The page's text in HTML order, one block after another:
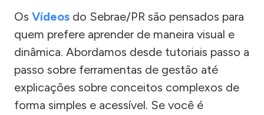
Os Vídeos do Sebrae/PR são pensados para
quem prefere aprender de maneira visual e
dinâmica. Abordamos desde tutoriais passo a
passo sobre ferramentas de gestão até
explicações sobre conceitos complexos de
forma simples e acessível. Se você é